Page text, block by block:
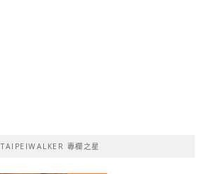
TAIPEIWALKER 專欄之星